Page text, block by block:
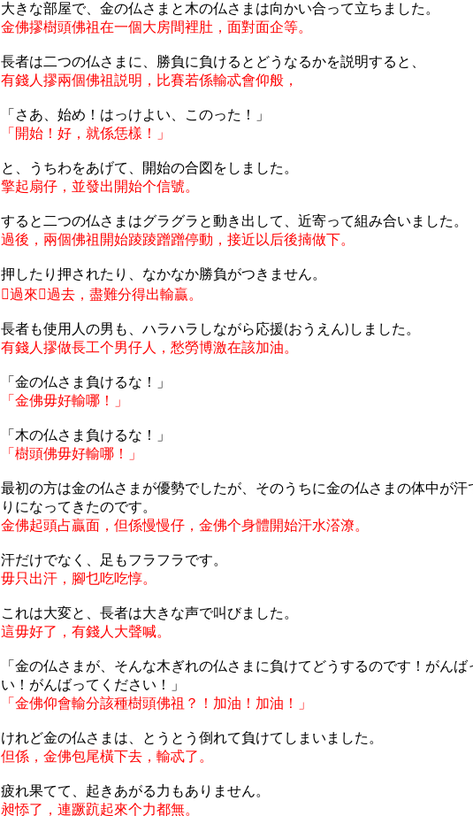
大きな部屋で、金の仏さまと木の仏さまは向かい合って立ちました。
金佛摎樹頭佛祖在一個大房間裡肚，面對面企等。
長者は二つの仏さまに、勝負に負けるとどうなるかを説明すると、
有錢人摎兩個佛祖説明，比賽若係輸忒會仰般，
「さあ、始め！はっけよい、このった！」
「開始！好，就係恁樣！」
と、うちわをあげて、開始の合図をしました。
擎起扇仔，並發出開始个信號。
すると二つの仏さまはグラグラと動き出して、近寄って組み合いました。
過後，兩個佛祖開始踜踜蹭蹭停動，接近以后後揇做下。
押したり押されたり、なかなか勝負がつきません。
𢱤過來𢱤過去，盡難分得出輸贏。
長者も使用人の男も、ハラハラしながら応援(おうえん) しました。
有錢人摎做長工个男仔人，愁勞博激在該加油。
「金の仏さま負けるな！」
「金佛毋好輸哪！」
「木の仏さま負けるな！」
「樹頭佛毋好輸哪！」
最初の方は金の仏さまが優勢でしたが、そのうちに金の仏さまの体中が汗
りになってきたのです。
金佛起頭占贏面，但係慢慢仔，金佛个身體開始汗水溚潦。
汗だけでなく、足もフラフラです。
毋只出汗，腳乜吃吃惇。
これは大変と、長者は大きな声で叫びました。
這毋好了，有錢人大聲喊。
「金の仏さまが、そんな木ぎれの仏さまに負けてどうするのです！がんば
い！がんばってください！」
「金佛仰會輸分該種樹頭佛祖？！加油！加油！」
けれど金の仏さまは、とうとう倒れて負けてしまいました。
但係，金佛包尾橫下去，輸忒了。
疲れ果てて、起きあがる力もありません。
昶悿了，連蹶䟘起來个力都無。